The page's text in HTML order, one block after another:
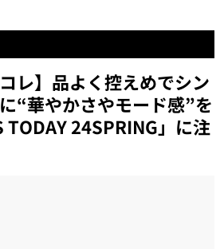
レ】品よく控えめでシン
“華やかさやモード感”を
24SPRING」に注